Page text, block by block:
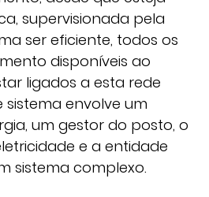
supervisionada pela
ser eficiente, todos os
disponíveis ao
ligados a esta rede
envolve um
um gestor do posto, o
e a entidade
sistema complexo.